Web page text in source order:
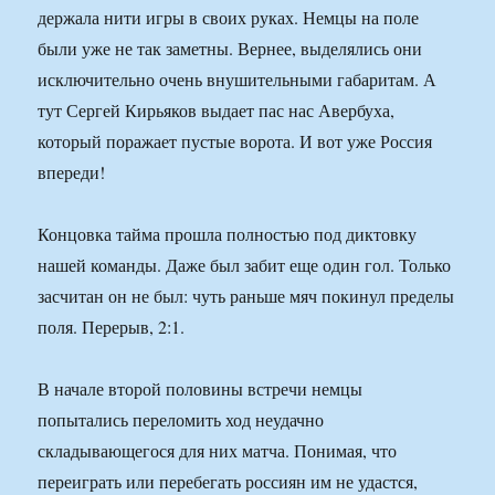
держала нити игры в своих руках. Немцы на поле
были уже не так заметны. Вернее, выделялись они
исключительно очень внушительными габаритам. А
тут Сергей Кирьяков выдает пас нас Авербуха,
который поражает пустые ворота. И вот уже Россия
впереди!
Концовка тайма прошла полностью под диктовку
нашей команды. Даже был забит еще один гол. Только
засчитан он не был: чуть раньше мяч покинул пределы
поля. Перерыв, 2:1.
В начале второй половины встречи немцы
попытались переломить ход неудачно
складывающегося для них матча. Понимая, что
переиграть или перебегать россиян им не удастся,